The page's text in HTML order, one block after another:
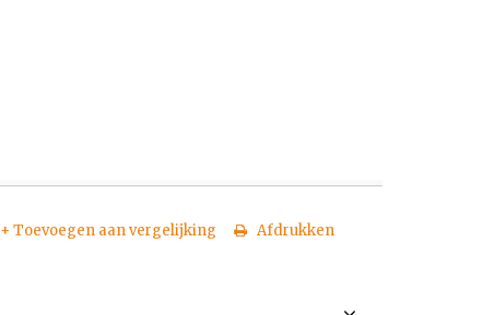
+ Toevoegen aan vergelijking Afdrukken